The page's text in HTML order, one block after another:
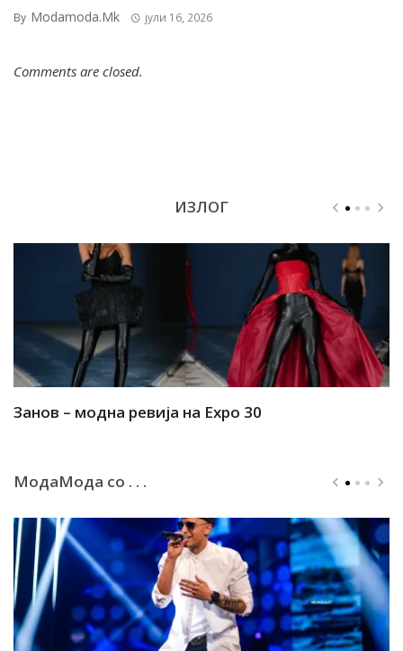
By Modamoda.mk јули 16, 2026
Comments are closed.
ИЗЛОГ
Занов – модна ревија на Expo 30
МодаМода со . . .